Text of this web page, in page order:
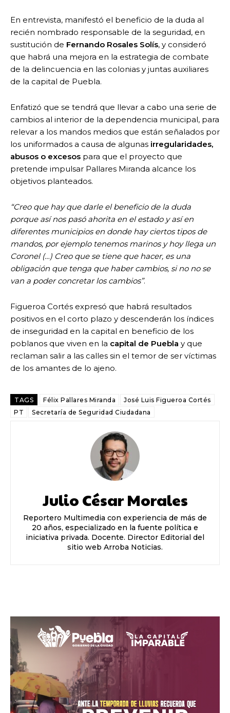
En entrevista, manifestó el beneficio de la duda al
recién nombrado responsable de la seguridad, en
sustitución de Fernando Rosales Solís, y consideró
que habrá una mejora en la estrategia de combate
de la delincuencia en las colonias y juntas auxiliares
de la capital de Puebla.
Enfatizó que se tendrá que llevar a cabo una serie de
cambios al interior de la dependencia municipal, para
relevar a los mandos medios que están señalados por
los uniformados a causa de algunas irregularidades,
abusos o excesos para que el proyecto que
pretende impulsar Pallares Miranda alcance los
objetivos planteados.
“Creo que hay que darle el beneficio de la duda
porque así nos pasó ahorita en el estado y así en
diferentes municipios en donde hay ciertos tipos de
mandos, por ejemplo tenemos marinos y hoy llega un
Coronel (…) Creo que se tiene que hacer, es una
obligación que tenga que haber cambios, si no no se
van a poder concretar los cambios”.
Figueroa Cortés expresó que habrá resultados
positivos en el corto plazo y descenderán los índices
de inseguridad en la capital en beneficio de los
poblanos que viven en la capital de Puebla y que
reclaman salir a las calles sin el temor de ser víctimas
de los amantes de lo ajeno.
TAGS Félix Pallares Miranda
José Luis Figueroa Cortés
PT
Secretaría de Seguridad Ciudadana
Julio César Morales
Reportero Multimedia con experiencia de más de
20 años, especializado en la fuente política e
iniciativa privada. Docente. Director Editorial del
sitio web Arroba Noticias.